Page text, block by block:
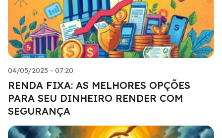
04/05/2025 - 07:20
RENDA FIXA: AS MELHORES OPÇÕES
PARA SEU DINHEIRO RENDER COM
SEGURANÇA